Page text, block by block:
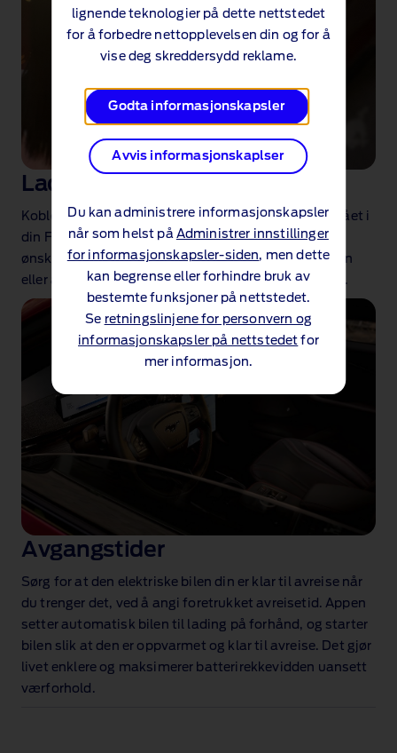
lignende teknologier på dette nettstedet
for å forbedre nettopplevelsen din og for å
vise deg skreddersydd reklame.
Godta informasjonskapsler
Avvis informasjonskaplser
Du kan administrere informasjonskapsler
når som helst på Administrer innstillinger
for informasjonskapsler-siden, men dette
kan begrense eller forhindre bruk av
bestemte funksjoner på nettstedet.
Se retningslinjene for personvern og
informasjonskapsler på nettstedet for
mer informasjon.
Ladestatus
Koble til, gå bort og slapp av. Du kan sjekke ladenivået i
din Ford i appen og bli varslet når den har oppnådd
ønsket ladenivå og er kjøreklar. Og hvis laderen av en
eller annen grunn blir koblet fra, får du vite det også.
Avgangstider
Sørg for at den elektriske bilen din er klar til avreise når
du trenger det, ved å angi foretrukket avreisetid. Appen
setter automatisk bilen til lading på forhånd, og starter
bilen slik at den er oppvarmet og klar til avreise. Det gjør
livet enklere og maksimerer batterirekkevidden uansett
værforhold.